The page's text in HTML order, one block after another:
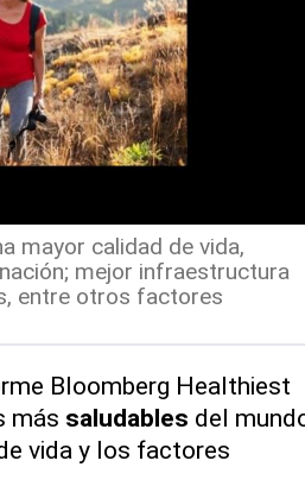
mayor calidad de vida,
mejor infraestructura
entre otros factores
Bloomberg Healthiest
más saludables del
vida y los factores